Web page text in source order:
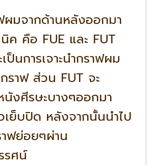
ผมจากด้านหลังออกมา
ค คือ FUE และ FUT
ป็นการเจาะนำกราฟผม
ราฟ ส่วน FUT จะ
นังศีรษะบางๆออกมา
ย็บปิด หลังจากนั้นนำไป
ฟย่อยๆผ่าน
รศน์